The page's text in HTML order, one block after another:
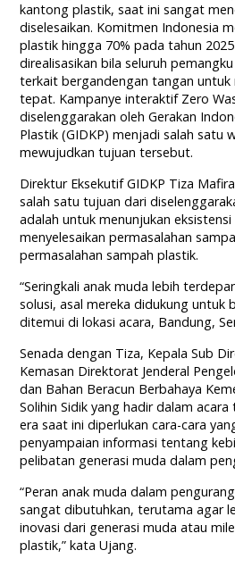
kantong plastik, saat ini sangat
diselesaikan. Komitmen Indonesia
plastik hingga 70% pada tahun
direalisasikan bila seluruh
terkait bergandengan tangan untuk
tepat. Kampanye interaktif Zero
diselenggarakan oleh Gerakan
Plastik (GIDKP) menjadi salah satu
mewujudkan tujuan tersebut.
Direktur Eksekutif GIDKP Tiza
salah satu tujuan dari
adalah untuk menunjukan
menyelesaikan permasalahan
permasalahan sampah plastik.
“Seringkali anak muda lebih
solusi, asal mereka didukung untuk
ditemui di lokasi acara, Bandung,
Senada dengan Tiza, Kepala Sub
Kemasan Direktorat Jenderal
dan Bahan Beracun Berbahaya
Solihin Sidik yang hadir dalam
era saat ini diperlukan cara-cara
penyampaian informasi tentang
pelibatan generasi muda dalam
“Peran anak muda dalam
sangat dibutuhkan, terutama agar
inovasi dari generasi muda atau
plastik,” kata Ujang.